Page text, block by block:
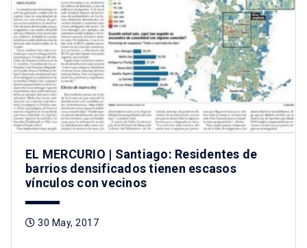
EL MERCURIO | Santiago: Residentes de
barrios densificados tienen escasos
vínculos con vecinos
30 May, 2017